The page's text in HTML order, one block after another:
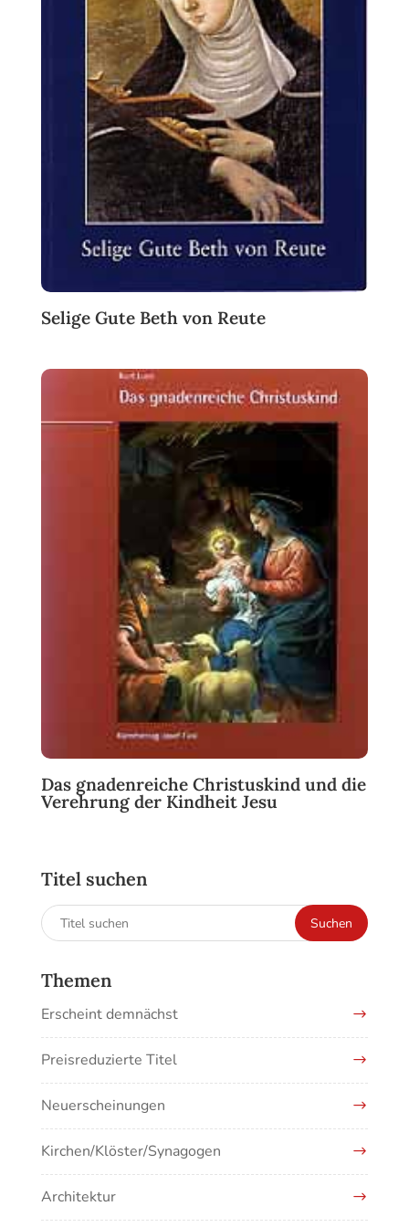
Selige Gute Beth von Reute
Das gnadenreiche Christuskind und die
Verehrung der Kindheit Jesu
Titel suchen
Suchen
nach:
Suchen
Themen
Erscheint demnächst
Preisreduzierte Titel
Neuerscheinungen
Kirchen/Klöster/Synagogen
Architektur